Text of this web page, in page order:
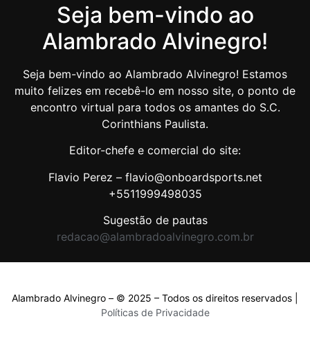
Seja bem-vindo ao
Alambrado Alvinegro!
Seja bem-vindo ao Alambrado Alvinegro! Estamos
muito felizes em recebê-lo em nosso site, o ponto de
encontro virtual para todos os amantes do S.C.
Corinthians Paulista.
Editor-chefe e comercial do site:
Flavio Perez – flavio@onboardsports.net
+5511999498035
Sugestão de pautas
redacao@alambradoalvinegro.com.br
Alambrado Alvinegro – © 2025 – Todos os direitos reservados |
Políticas de Privacidade